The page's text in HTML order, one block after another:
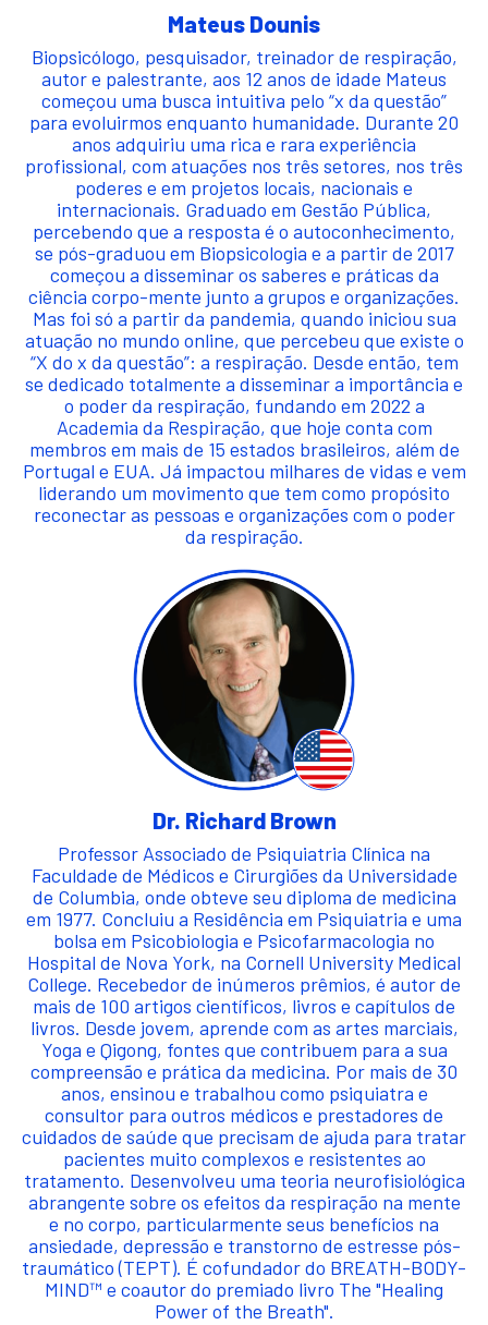
Mateus Dounis
Biopsicólogo, pesquisador, treinador de respiração,
autor e palestrante, aos 12 anos de idade Mateus
começou uma busca intuitiva pelo “x da questão”
para evoluirmos enquanto humanidade. Durante 20
anos adquiriu uma rica e rara experiência
profissional, com atuações nos três setores, nos três
poderes e em projetos locais, nacionais e
internacionais. Graduado em Gestão Pública,
percebendo que a resposta é o autoconhecimento,
se pós-graduou em Biopsicologia e a partir de 2017
começou a disseminar os saberes e práticas da
ciência corpo-mente junto a grupos e organizações.
Mas foi só a partir da pandemia, quando iniciou sua
atuação no mundo online, que percebeu que existe o
“X do x da questão”: a respiração. Desde então, tem
se dedicado totalmente a disseminar a importância e
o poder da respiração, fundando em 2022 a
Academia da Respiração, que hoje conta com
membros em mais de 15 estados brasileiros, além de
Portugal e EUA. Já impactou milhares de vidas e vem
liderando um movimento que tem como propósito
reconectar as pessoas e organizações com o poder
da respiração.
Dr. Richard Brown
Professor Associado de Psiquiatria Clínica na
Faculdade de Médicos e Cirurgiões da Universidade
de Columbia, onde obteve seu diploma de medicina
em 1977. Concluiu a Residência em Psiquiatria e uma
bolsa em Psicobiologia e Psicofarmacologia no
Hospital de Nova York, na Cornell University Medical
College. Recebedor de inúmeros prêmios, é autor de
mais de 100 artigos científicos, livros e capítulos de
livros. Desde jovem, aprende com as artes marciais,
Yoga e Qigong, fontes que contribuem para a sua
compreensão e prática da medicina. Por mais de 30
anos, ensinou e trabalhou como psiquiatra e
consultor para outros médicos e prestadores de
cuidados de saúde que precisam de ajuda para tratar
pacientes muito complexos e resistentes ao
tratamento. Desenvolveu uma teoria neurofisiológica
abrangente sobre os efeitos da respiração na mente
e no corpo, particularmente seus benefícios na
ansiedade, depressão e transtorno de estresse pós-
traumático (TEPT). É cofundador do BREATH-BODY-
MIND™ e coautor do premiado livro The "Healing
Power of the Breath".